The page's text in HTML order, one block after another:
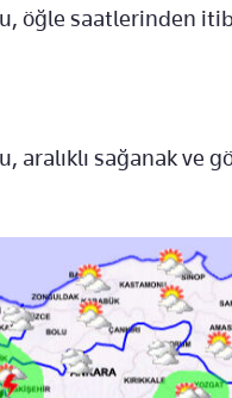
öğle saatlerinden
aralıklı sağanak ve